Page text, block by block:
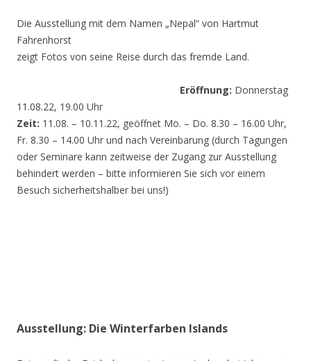
Die Ausstellung mit dem Namen „Nepal“ von Hartmut
Fahrenhorst
zeigt Fotos von seine Reise durch das fremde Land.
Eröffnung: Donnerstag
11.08.22, 19.00 Uhr
Zeit: 11.08. – 10.11.22, geöffnet Mo. – Do. 8.30 – 16.00 Uhr,
Fr. 8.30 – 14.00 Uhr und nach Vereinbarung (durch Tagungen
oder Seminare kann zeitweise der Zugang zur Ausstellung
behindert werden – bitte informieren Sie sich vor einem
Besuch sicherheitshalber bei uns!)
Ausstellung: Die Winterfarben Islands